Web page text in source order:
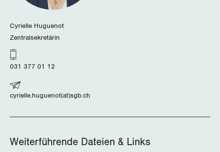
Cyrielle Huguenot
Zentralsekretärin
031 377 01 12
cyrielle.huguenot(at)sgb.ch
Weiterführende Dateien & Links